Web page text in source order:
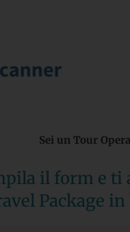
Sei un Tour
il form e ti
Package in